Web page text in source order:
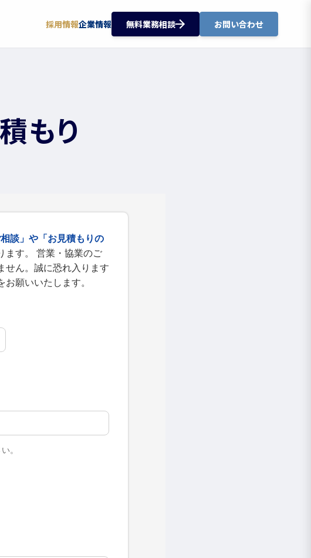
採用情報企業情報 無料業務相談 お問い合わせ
もり